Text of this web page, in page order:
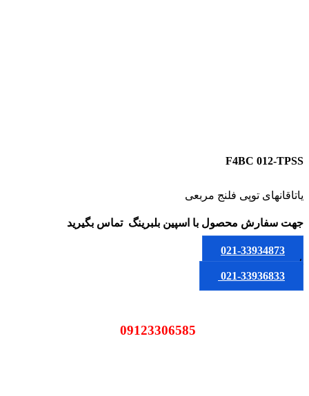
F4BC 012-TPSS
یاتاقانهای توپی فلنج مربعی
جهت سفارش محصول با اسپین بلبرینگ تماس بگیرید
021-33934873
یا
021-33936833